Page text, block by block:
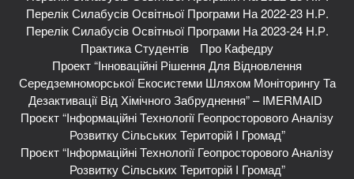
Перелік Силабусів Освітньої Програми На 2022-23 Н.р.
Перелік Силабусів Освітньої Програми На 2023-24 Н.р.
Практика Студентів
Про Кафедру
Проект “Інноваційні Рішення Для Відновлення
Середземноморської Екосистеми Шляхом Моніторингу Та
Дезактивації Від Хімічного Забруднення” – IMERMAID
Проєкт “Інформаційні Технології Геопросторового Аналізу
Розвитку Сільських Територій І Громад”
Проєкт “Інформаційні Технології Геопросторового Аналізу
Розвитку Сільських Територій І Громад”